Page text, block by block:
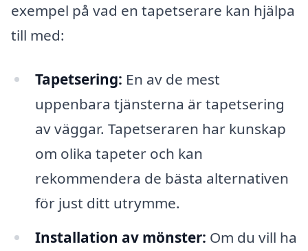
exempel på vad en tapetserare kan hjälpa
till med:
Tapetsering: En av de mest
uppenbara tjänsterna är tapetsering
av väggar. Tapetseraren har kunskap
om olika tapeter och kan
rekommendera de bästa alternativen
för just ditt utrymme.
Installation av mönster: Om du vill ha